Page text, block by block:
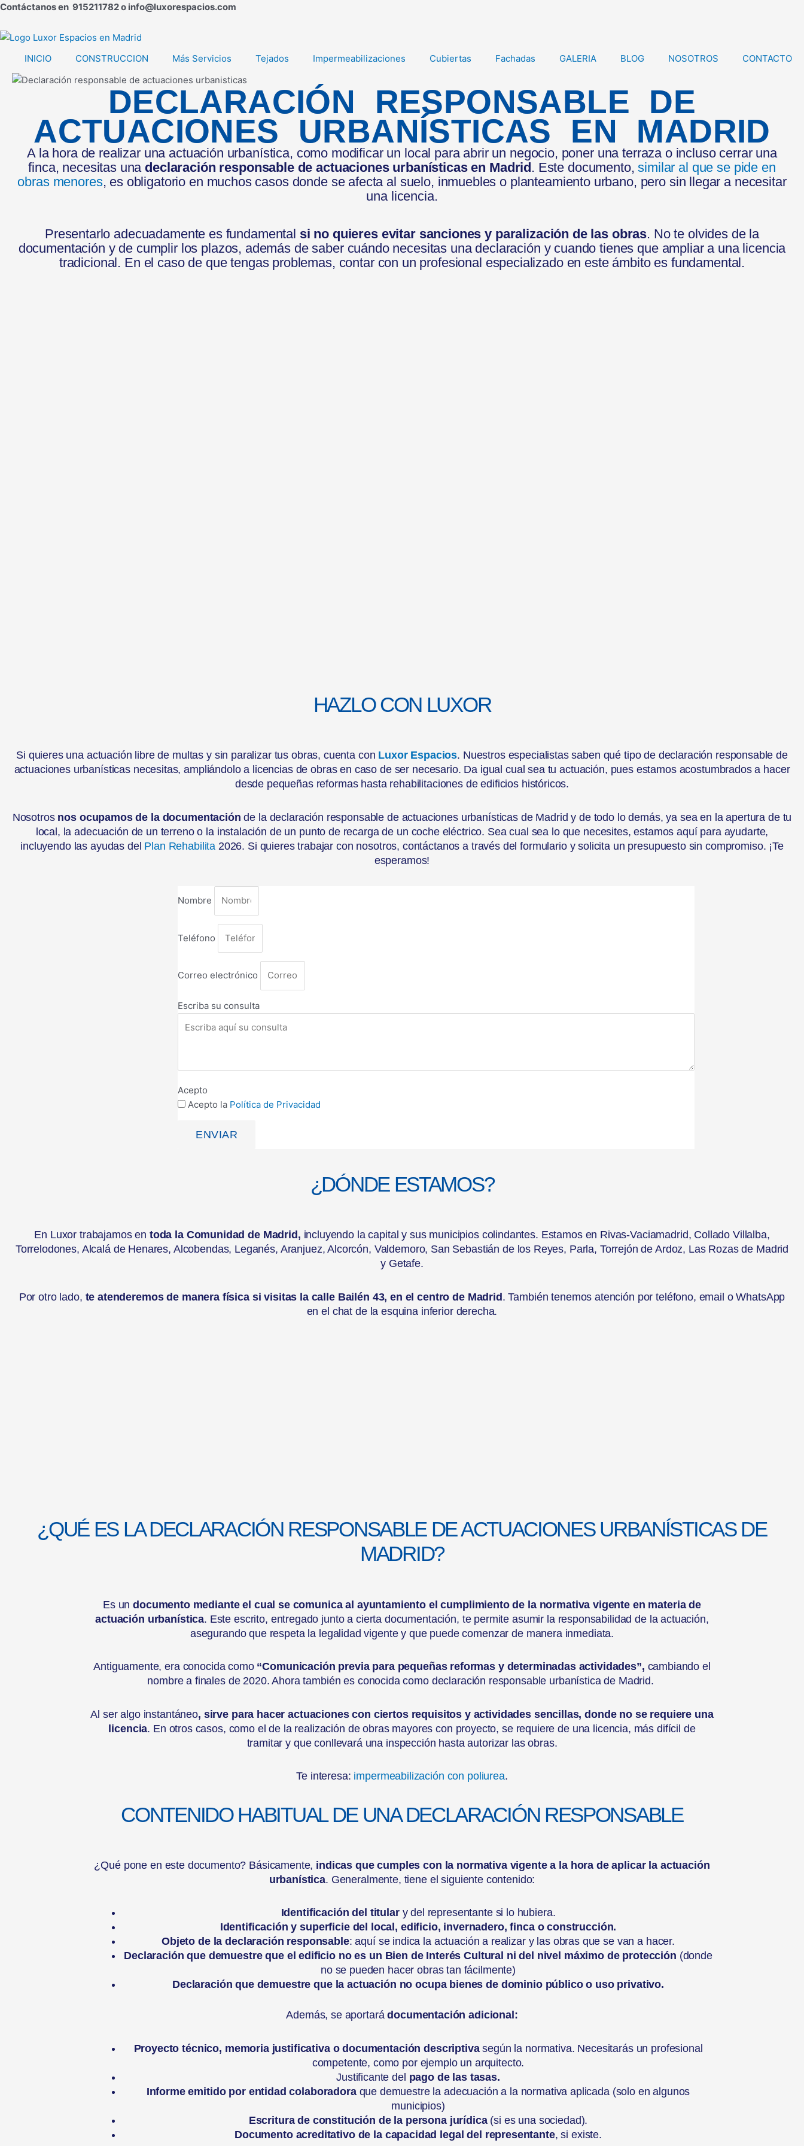
Ir
contenido
Contáctanos en 915211782 o info@luxorespacios.com
INICIO CONSTRUCCION Más Servicios Tejados Impermeabilizaciones Cubiertas Fachadas GALERIA BLOG NOSOTROS CONTACTO
DECLARACIÓN RESPONSABLE DE
ACTUACIONES URBANÍSTICAS EN MADRID
A la hora de realizar una actuación urbanística, como modificar un local para abrir un negocio, poner una terraza o incluso cerrar una
finca, necesitas una declaración responsable de actuaciones urbanísticas en Madrid. Este documento,similar al que se pide en
obras menores, es obligatorio en muchos casos donde se afecta al suelo, inmuebles o planteamiento urbano, pero sin llegar a necesitar
una licencia.
Presentarlo adecuadamente es fundamental si no quieres evitar sanciones y paralización de las obras. No te olvides de la
documentación y de cumplir los plazos, además de saber cuándo necesitas una declaración y cuando tienes que ampliar a una licencia
tradicional. En el caso de que tengas problemas, contar con un profesional especializado en este ámbito es fundamental.
HAZLO CON LUXOR
Si quieres una actuación libre de multas y sin paralizar tus obras, cuenta con Luxor Espacios. Nuestros especialistas saben qué tipo de declaración responsable de
actuaciones urbanísticas necesitas, ampliándolo a licencias de obras en caso de ser necesario. Da igual cual sea tu actuación, pues estamos acostumbrados a hacer
desde pequeñas reformas hasta rehabilitaciones de edificios históricos.
Nosotros nos ocupamos de la documentaciónde la declaración responsable de actuaciones urbanísticas de Madrid y de todo lo demás, ya sea en la apertura de tu
local, la adecuación de un terreno o la instalación de un punto de recarga de un coche eléctrico. Sea cual sea lo que necesites, estamos aquí para ayudarte,
incluyendo las ayudas del Plan Rehabilita 2026. Si quieres trabajar con nosotros, contáctanos a través del formulario y solicita un presupuesto sin compromiso. ¡Te
esperamos!
Nombre
Teléfono
Correo electrónico
Escriba su consulta
Acepto
Acepto la Política de Privacidad
ENVIAR
¿DÓNDE ESTAMOS?
En Luxor trabajamos en toda la Comunidad de Madrid, incluyendo la capital y sus municipios colindantes. Estamos en Rivas-Vaciamadrid, Collado Villalba,
Torrelodones, Alcalá de Henares, Alcobendas, Leganés, Aranjuez, Alcorcón, Valdemoro, San Sebastián de los Reyes, Parla, Torrejón de Ardoz, Las Rozas de Madrid
y Getafe.
Por otro lado, te atenderemos de manera física si visitas la calle Bailén 43, en el centro de Madrid. También tenemos atención por teléfono, email o WhatsApp
en el chat de la esquina inferior derecha.
¿QUÉ ES LA DECLARACIÓN RESPONSABLE DE ACTUACIONES URBANÍSTICAS DE
MADRID?
Es undocumento mediante el cual se comunica al ayuntamiento el cumplimiento de la normativa vigente en materia de
actuación urbanística. Este escrito, entregado junto a cierta documentación, te permite asumir la responsabilidad de la actuación,
asegurando que respeta la legalidad vigente y que puede comenzar de manera inmediata.
Antiguamente, era conocida como “Comunicación previa para pequeñas reformas y determinadas actividades”, cambiando el
nombre a finales de 2020. Ahora también es conocida como declaración responsable urbanística de Madrid.
Al ser algo instantáneo, sirve para hacer actuaciones con ciertos requisitos y actividades sencillas, donde no se requiere una
licencia. En otros casos, como el de la realización de obras mayores con proyecto, se requiere de una licencia, más difícil de
tramitar y que conllevará una inspección hasta autorizar las obras.
Te interesa: impermeabilización con poliurea.
CONTENIDO HABITUAL DE UNA DECLARACIÓN RESPONSABLE
¿Qué pone en este documento? Básicamente, indicas que cumples con la normativa vigente a la hora de aplicar la actuación
urbanística. Generalmente, tiene el siguiente contenido:
Identificación del titulary del representante si lo hubiera.
Identificación y superficie del local, edificio, invernadero, finca o construcción.
Objeto de la declaración responsable: aquí se indica la actuación a realizar y las obras que se van a hacer.
Declaración que demuestre que el edificio no es un Bien de Interés Cultural ni del nivel máximo de protección (donde
no se pueden hacer obras tan fácilmente)
Declaración que demuestre que la actuación no ocupa bienes de dominio público o uso privativo.
Además, se aportarádocumentación adicional:
Proyecto técnico, memoria justificativa o documentación descriptivasegún la normativa. Necesitarás un profesional
competente, como por ejemplo un arquitecto.
Justificante del pago de las tasas.
Informe emitido por entidad colaboradoraque demuestre la adecuación a la normativa aplicada (solo en algunos
municipios)
Escritura de constitución de la persona jurídica(si es una sociedad).
Documento acreditativo de la capacidad legal del representante, si existe.